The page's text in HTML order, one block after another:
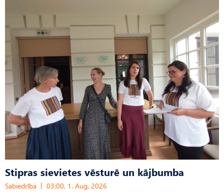
Stipras sievietes vēsturē un kājbumba
Sabiedrība 03:00, 1. Aug, 2026